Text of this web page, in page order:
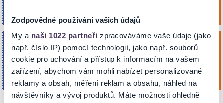
Zodpovědné používání vašich údajů
My a naši 1022 partneři zpracováváme vaše údaje (jako
např. číslo IP) pomocí technologií, jako např. souborů
cookie pro uchování a přístup k informacím na vašem
zařízení, abychom vám mohli nabízet personalizované
reklamy a obsah, měření reklam a obsahu, náhled na
návštěvníky a vývoj produktů. Máte možnosti ohledně
10
Lis. 2026
Podoba věcí
Divadlo "12"
OSTRAVA
Koupit